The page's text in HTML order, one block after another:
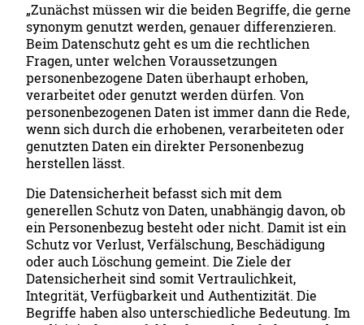
„Zunächst müssen wir die beiden Begriffe, die gerne
synonym genutzt werden, genauer differenzieren.
Beim Datenschutz geht es um die rechtlichen
Fragen, unter welchen Voraussetzungen
personenbezogene Daten überhaupt erhoben,
verarbeitet oder genutzt werden dürfen. Von
personenbezogenen Daten ist immer dann die Rede,
wenn sich durch die erhobenen, verarbeiteten oder
genutzten Daten ein direkter Personenbezug
herstellen lässt.
Die Datensicherheit befasst sich mit dem
generellen Schutz von Daten, unabhängig davon, ob
ein Personenbezug besteht oder nicht. Damit ist ein
Schutz vor Verlust, Verfälschung, Beschädigung
oder auch Löschung gemeint. Die Ziele der
Datensicherheit sind somit Vertraulichkeit,
Integrität, Verfügbarkeit und Authentizität. Die
Begriffe haben also unterschiedliche Bedeutung. Im